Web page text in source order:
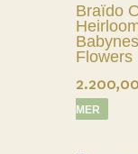
Braïdo
Flowers
2.200,00
MER